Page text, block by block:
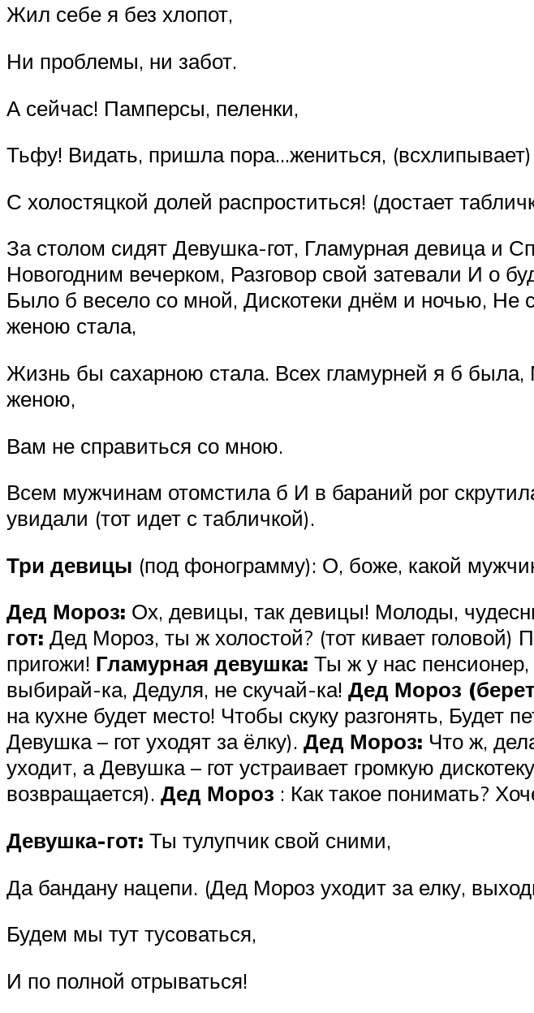
Жил себе я без хлопот,
Ни проблемы, ни забот.
А сейчас! Памперсы, пеленки,
Тьфу! Видать, пришла пора…жениться, (всхлипывает)
С холостяцкой долей распроститься! (достает
За столом сидят Девушка-гот, Гламурная девица и
Новогодним вечерком, Разговор свой затевали И о
Было б весело со мной, Дискотеки днём и ночью, Не
женою стала,
Жизнь бы сахарною стала. Всех гламурней я б была,
женою,
Вам не справиться со мною.
Всем мужчинам отомстила б И в бараний рог
увидали (тот идет с табличкой).
Три девицы (под фонограмму): О, боже, какой
Дед Мороз: Ох, девицы, так девицы! Молоды,
гот: Дед Мороз, ты ж холостой? (тот кивает
пригожи! Гламурная девушка: Ты ж у нас
выбирай-ка, Дедуля, не скучай-ка! Дед Мороз
на кухне будет место! Чтобы скуку разгонять,
Девушка – гот уходят за ёлку). Дед Мороз: Что ж,
уходит, а Девушка – гот устраивает громкую
возвращается). Дед Мороз : Как такое понимать?
Девушка-гот: Ты тулупчик свой сними,
Да бандану нацепи. (Дед Мороз уходит за елку,
Будем мы тут тусоваться,
И по полной отрываться!